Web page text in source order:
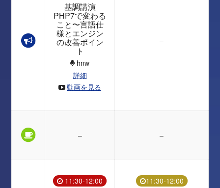
基調講演
PHP7で変わる
こと〜言語仕
様とエンジン
の改善ポイン
ト
hnw
詳細
動画を見る
–
– –
11:30-12:00 11:30-12:00